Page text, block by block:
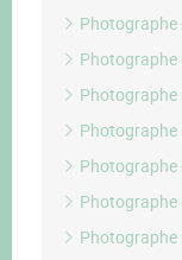
Photographe
Photographe
Photographe
Photographe
Photographe
Photographe